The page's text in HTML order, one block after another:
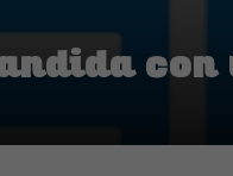
con